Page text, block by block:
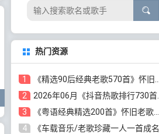
热门资源
1
《精选90后经典老歌570首》怀旧歌曲合集[高品质MP3/320K/5.44GB]百度云网盘下载
2
2026年06月《抖音热歌排行730首》最火热门歌曲整理[高品质MP3/320K/5.35GB]百度云网盘下载
3
《粤语经典精选200首》怀旧老歌大全[无损FLAC/MP3/6.77GB]百度云网盘下载
4
《车载音乐/老歌珍藏一人一首成名曲12CD》[无损WAV分轨+MP3/6.79GB]百度云网盘下载